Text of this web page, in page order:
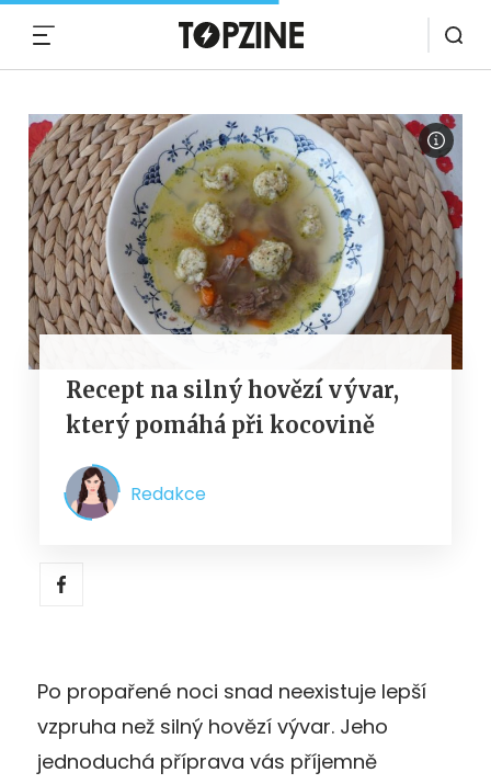
Recept na silný hovězí vývar,
který pomáhá při kocovině
Redakce
Po propařené noci snad neexistuje lepší
vzpruha než silný hovězí vývar. Jeho
jednoduchá příprava vás příjemně